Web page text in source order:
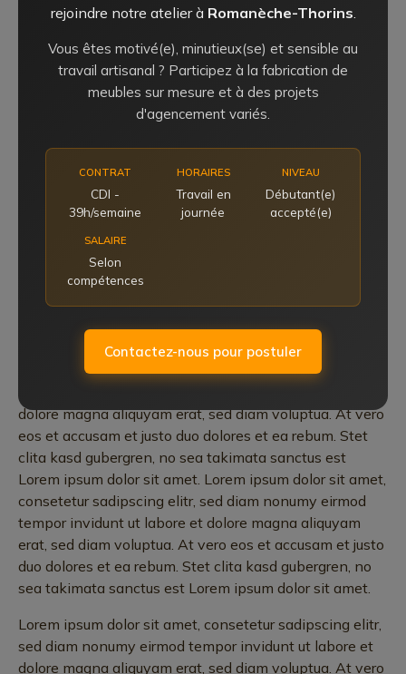
PARTAGER
sed diam nonumy eirmod tempor invidunt ut labore et
dolore magna aliquyam erat, sed diam voluptua. At vero
eos et accusam et justo duo dolores et ea rebum. Stet
clita kasd gubergren, no sea takimata sanctus est
Lorem ipsum dolor sit amet. Lorem ipsum dolor sit amet,
consetetur sadipscing elitr, sed diam nonumy eirmod
tempor invidunt ut labore et dolore magna aliquyam
erat, sed diam voluptua. At vero eos et accusam et justo
duo dolores et ea rebum. Stet clita kasd gubergren, no
sea takimata sanctus est Lorem ipsum dolor sit amet.
Lorem ipsum dolor sit amet, consetetur sadipscing elitr,
dolore magna aliquyam erat, sed diam voluptua. At vero
eos et accusam et justo duo dolores et ea rebum. Stet
clita kasd gubergren, no sea takimata sanctus est
Lorem ipsum dolor sit amet. Lorem ipsum dolor sit amet,
consetetur sadipscing elitr, sed diam nonumy eirmod
tempor invidunt ut labore et dolore magna aliquyam
erat, sed diam voluptua. At vero eos et accusam et justo
duo dolores et ea rebum. Stet clita kasd gubergren, no
sea takimata sanctus est Lorem ipsum dolor sit amet.
Lorem ipsum dolor sit amet, consetetur sadipscing elitr,
sed diam nonumy eirmod tempor invidunt ut labore et
dolore magna aliquyam erat, sed diam voluptua. At vero
rejoindre notre atelier à Romanèche-Thorins
Vous êtes motivé(e), minutieux(se) et sensible au
travail artisanal ? Participez à la fabrication de
meubles sur mesure et à des projets
d'agencement variés.
CONTRAT
CDI -
39h/semaine
HORAIRES
Travail en
journée
NIVEAU
Débutant(e)
accepté(e)
SALAIRE
Selon
compétences
Contactez-nous pour postuler